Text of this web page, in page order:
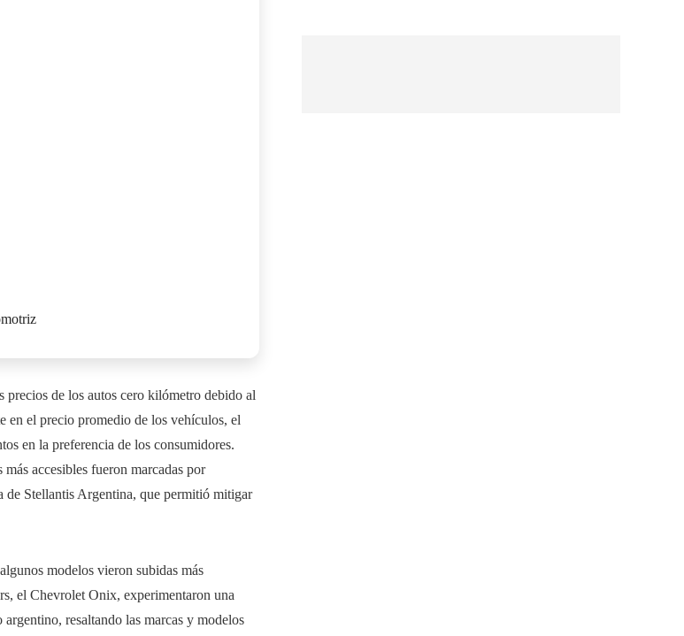
de los autos cero kilómetro debido al
en el precio promedio de los vehículos, el
en la preferencia de los consumidores.
accesibles fueron marcadas por
de Stellantis Argentina, que permitió mitigar
modelos vieron subidas más
el Chevrolet Onix, experimentaron una
resaltando las marcas y modelos